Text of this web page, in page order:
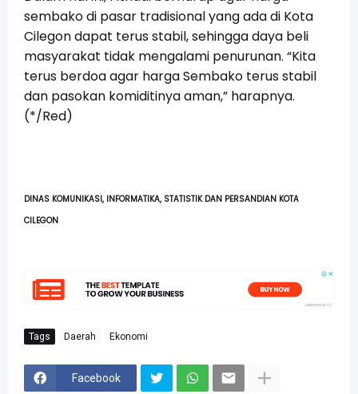
sembako di pasar tradisional yang ada di Kota
Cilegon dapat terus stabil, sehingga daya beli
masyarakat tidak mengalami penurunan. “Kita
terus berdoa agar harga Sembako terus stabil
dan pasokan komiditinya aman,” harapnya.
(*/Red)
DINAS KOMUNIKASI, INFORMATIKA, STATISTIK DAN PERSANDIAN KOTA
CILEGON
Tags Daerah Ekonomi
Facebook